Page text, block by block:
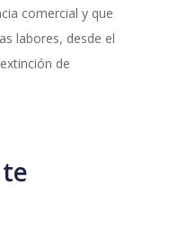
comercial y que
labores, desde el
de